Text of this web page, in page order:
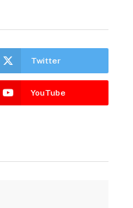
Twitter
YouTube